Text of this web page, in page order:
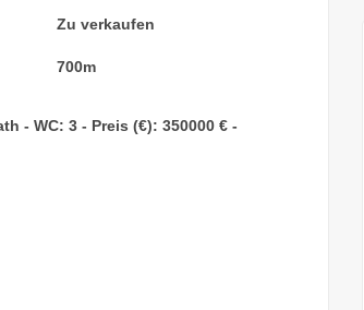
Zu verkaufen
700m
- WC: 3 - Preis (€): 350000 € -